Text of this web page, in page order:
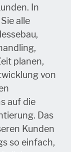
In
alle
planen,
von
auf die
Das
Kunden
so einfach,